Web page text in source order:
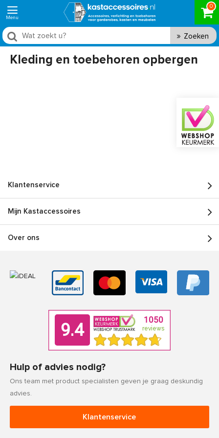
0
Zoeken
Kleding en toebehoren opbergen
Klantenservice
Mijn Kastaccessoires
Over ons
Hulp of advies nodig?
Ons team met product specialisten geven je graag deskundig
advies.
Klantenservice